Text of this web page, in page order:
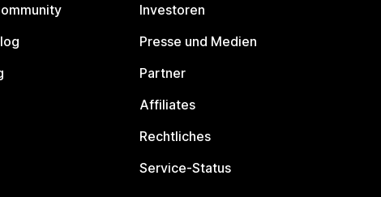
Investoren
Presse und Medien
Partner
Affiliates
Rechtliches
Service-Status